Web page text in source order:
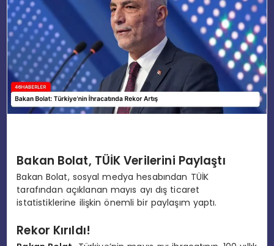
MAGAZIN
SPOR
YAŞAM
Bakan Bolat, TÜİK Verilerini Paylaştı
Bakan Bolat, sosyal medya hesabından TÜİK
tarafından açıklanan mayıs ayı dış ticaret
istatistiklerine ilişkin önemli bir paylaşım yaptı.
Rekor Kırıldı!